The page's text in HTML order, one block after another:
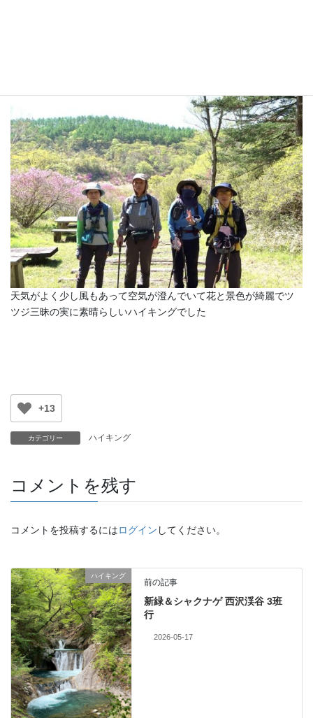
天気がよく少し風もあって空気が澄んでいて花と景色が綺麗でツ
ツジ三昧の実に素晴らしいハイキングでした
+13
カテゴリー ハイキング
コメントを残す
コメントを投稿するにはログイン してください。
ハイキング
前の記事
新緑＆シャクナゲ 西沢渓谷 3班
行
2026-05-17